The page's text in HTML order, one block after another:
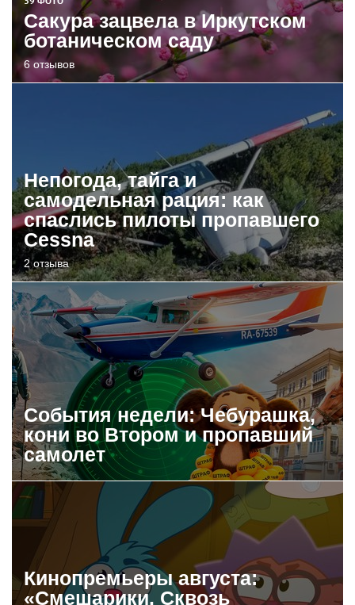
Сакура зацвела в Иркутском
ботаническом саду
6 отзывов
Непогода, тайга и
самодельная рация: как
спаслись пилоты пропавшего
Cessna
2 отзыва
События недели: Чебурашка,
кони во Втором и пропавший
самолет
Кинопремьеры августа:
«Смешарики. Сквозь